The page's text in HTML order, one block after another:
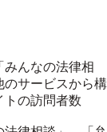
んなの法律相
のサービスから構
トの訪問者数